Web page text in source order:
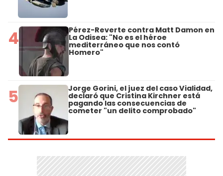
4 Pérez-Reverte contra Matt Damon en
La Odisea: "No es el héroe
mediterráneo que nos contó
Homero"
5 Jorge Gorini, el juez del caso Vialidad,
declaró que Cristina Kirchner está
pagando las consecuencias de
cometer "un delito comprobado"